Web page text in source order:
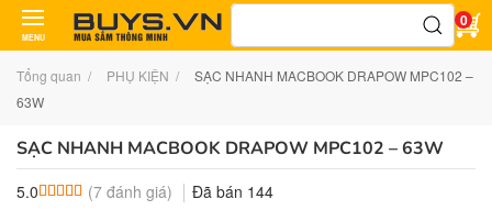
MENU
Tìm
0
Tổng quan PHỤ KIỆN
SẠC NHANH MACBOOK DRAPOW MPC102 –
63W
SẠC NHANH MACBOOK DRAPOW MPC102 – 63W
5.0 5.0 trên 5 dựa trên
7 đánh giá
(7 đánh giá) Đã bán 144